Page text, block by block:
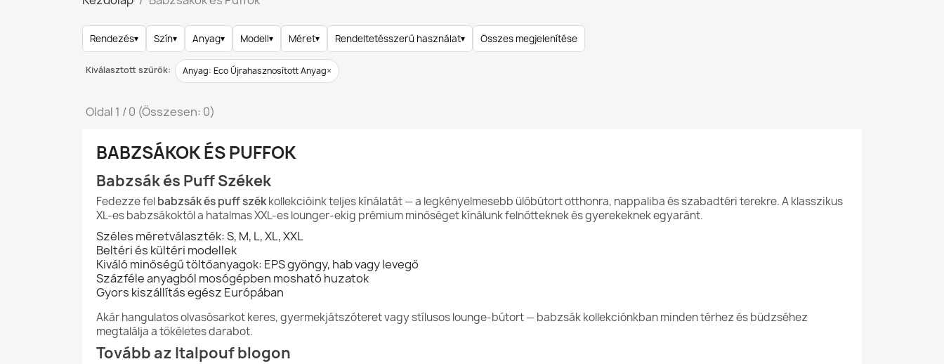
Rendezés▾ Szín▾ Anyag▾ Modell▾ Méret▾ Rendeltetésszerű használat▾ Összes megjelenítése
Kiválasztott szűrők: Anyag: Eco Újrahasznosított Anyag×
Oldal 1 / 0 (Összesen: 0)
BABZSÁKOK ÉS PUFFOK
Babzsák és Puff Székek
Fedezze felbabzsák és puff székkollekcióink teljes kínálatát — a legkényelmesebb ülőbútort otthonra, nappaliba és szabadtéri terekre. A klasszikus
XL-es babzsákoktól a hatalmas XXL-es lounger-ekig prémium minőséget kínálunk felnőtteknek és gyerekeknek egyaránt.
Széles méretválaszték: S, M, L, XL, XXL
Beltéri és kültéri modellek
Kiváló minőségű töltőanyagok: EPS gyöngy, hab vagy levegő
Százféle anyagból mosógépben mosható huzatok
Gyors kiszállítás egész Európában
Akár hangulatos olvasósarkot keres, gyermekjátszóteret vagy stílusos lounge-bútort — babzsák kollekciónkban minden térhez és büdzséhez
megtalálja a tökéletes darabot.
Tovább az Italpouf blogon